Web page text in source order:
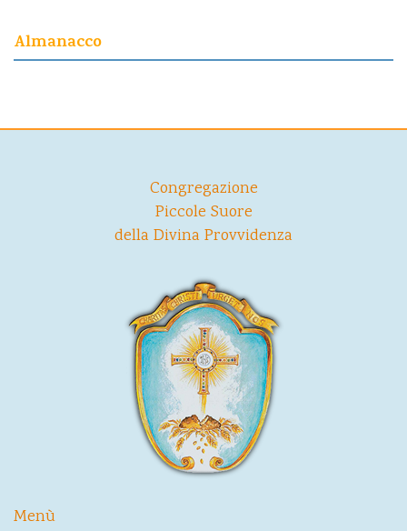
Almanacco
Congregazione
Piccole Suore
della Divina Provvidenza
Menù